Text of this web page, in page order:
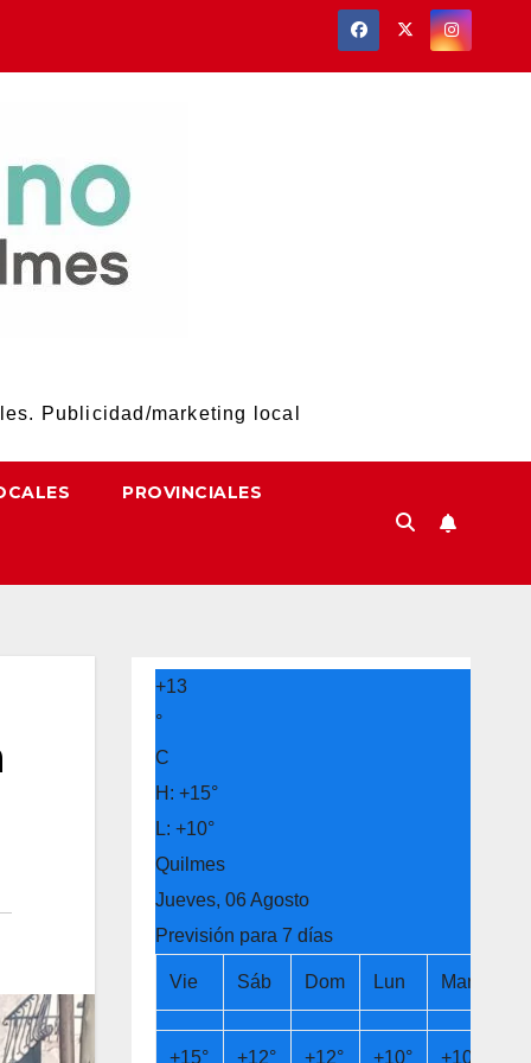
Publicidad/marketing local
PROVINCIALES
+13
°
C
H: +15°
L: +10°
Quilmes
Jueves, 06 Agosto
Previsión para 7 días
Vie Sáb Dom Lun Mar
+15° +12° +12° +10° +10°